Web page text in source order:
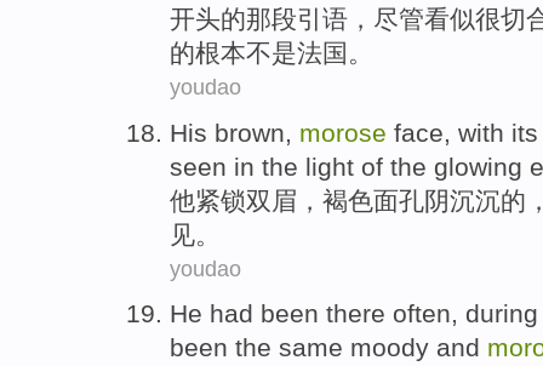
开头的那段引语 ， 尽管看似很切
的根本不是法国。
youdao
His brown morose face , with
seen in the light of the glowing
他紧锁双眉， 褐色面孔阴沉沉的
见。
youdao
He had been there often,
been the same moody and